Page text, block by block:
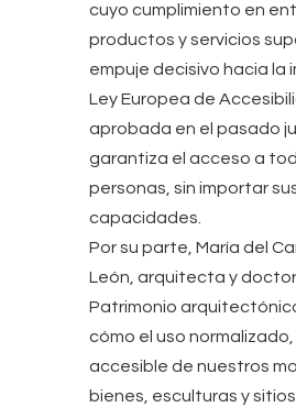
cuyo cumplimiento en
productos y servicios
empuje decisivo hacia la
Ley Europea de
aprobada en el pasado
garantiza el acceso a
personas, sin importar
capacidades.
Por su parte, María del
León, arquitecta y
Patrimonio
cómo el uso
accesible de nuestros
bienes, esculturas y